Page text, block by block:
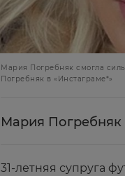
Мария Погребняк смогла
Погребняк в «Инстаграме*»
Мария Погребняк
31-летняя супруга